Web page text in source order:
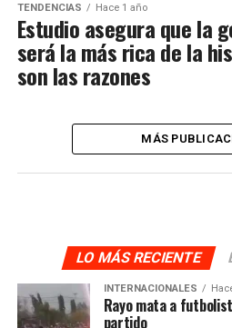
TENDENCIAS Hace 1 año
Estudio asegura que la
será la más rica de la
son las razones
MÁS
LO MÁS RECIENTE
INTERNACIONALES
Rayo mata a
partido